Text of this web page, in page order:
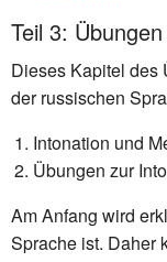
Teil 3:
Dieses Kapitel des
der russischen
Intonation und
Übungen zur
Am Anfang wird
Sprache ist. Daher